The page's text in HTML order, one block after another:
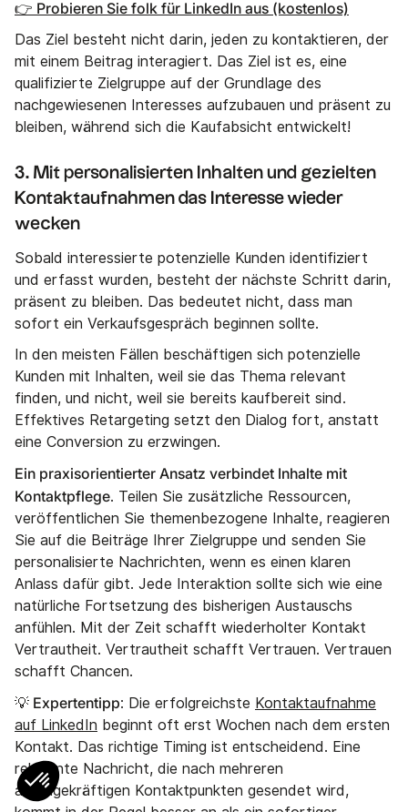
👉 Probieren Sie folk für LinkedIn aus (kostenlos)
Das Ziel besteht nicht darin, jeden zu kontaktieren, der
mit einem Beitrag interagiert. Das Ziel ist es, eine
qualifizierte Zielgruppe auf der Grundlage des
nachgewiesenen Interesses aufzubauen und präsent zu
bleiben, während sich die Kaufabsicht entwickelt!
3. Mit personalisierten Inhalten und gezielten
Kontaktaufnahmen das Interesse wieder
wecken
Sobald interessierte potenzielle Kunden identifiziert
und erfasst wurden, besteht der nächste Schritt darin,
präsent zu bleiben. Das bedeutet nicht, dass man
sofort ein Verkaufsgespräch beginnen sollte.
In den meisten Fällen beschäftigen sich potenzielle
Kunden mit Inhalten, weil sie das Thema relevant
finden, und nicht, weil sie bereits kaufbereit sind.
Effektives Retargeting setzt den Dialog fort, anstatt
eine Conversion zu erzwingen.
Ein praxisorientierter Ansatz verbindet Inhalte mit
Kontaktpflege. Teilen Sie zusätzliche Ressourcen,
veröffentlichen Sie themenbezogene Inhalte, reagieren
Sie auf die Beiträge Ihrer Zielgruppe und senden Sie
personalisierte Nachrichten, wenn es einen klaren
Anlass dafür gibt. Jede Interaktion sollte sich wie eine
natürliche Fortsetzung des bisherigen Austauschs
anfühlen. Mit der Zeit schafft wiederholter Kontakt
Vertrautheit. Vertrautheit schafft Vertrauen. Vertrauen
schafft Chancen.
💡 Expertentipp: Die erfolgreichste Kontaktaufnahme
auf LinkedIn beginnt oft erst Wochen nach dem ersten
Kontakt. Das richtige Timing ist entscheidend. Eine
relevante Nachricht, die nach mehreren
aussagekräftigen Kontaktpunkten gesendet wird,